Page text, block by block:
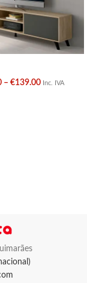
– €139.00 Inc. IVA